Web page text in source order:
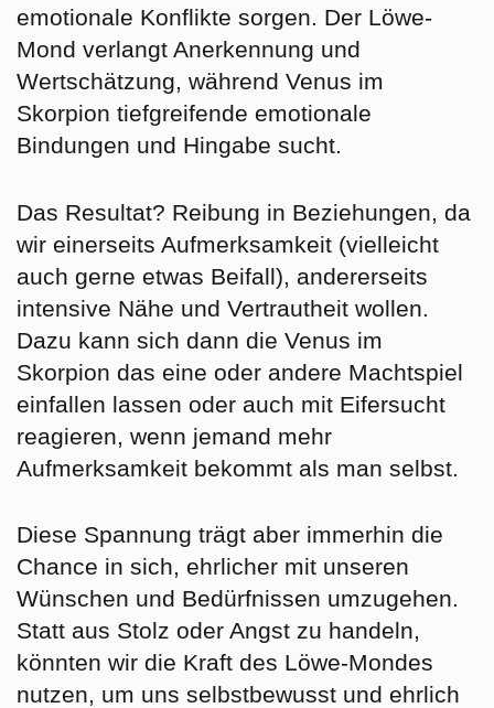
emotionale Konflikte sorgen. Der Löwe-
Mond verlangt Anerkennung und
Wertschätzung, während Venus im
Skorpion tiefgreifende emotionale
Bindungen und Hingabe sucht.
Das Resultat? Reibung in Beziehungen, da
wir einerseits Aufmerksamkeit (vielleicht
auch gerne etwas Beifall), andererseits
intensive Nähe und Vertrautheit wollen.
Dazu kann sich dann die Venus im
Skorpion das eine oder andere Machtspiel
einfallen lassen oder auch mit Eifersucht
reagieren, wenn jemand mehr
Aufmerksamkeit bekommt als man selbst.
Diese Spannung trägt aber immerhin die
Chance in sich, ehrlicher mit unseren
Wünschen und Bedürfnissen umzugehen.
Statt aus Stolz oder Angst zu handeln,
könnten wir die Kraft des Löwe-Mondes
nutzen, um uns selbstbewusst und ehrlich